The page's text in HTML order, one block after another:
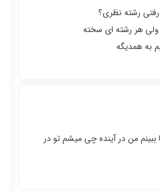
رشته نظری؟
هر رشته ای سخته
به همدیگه
من در آینده چی میشم تو در